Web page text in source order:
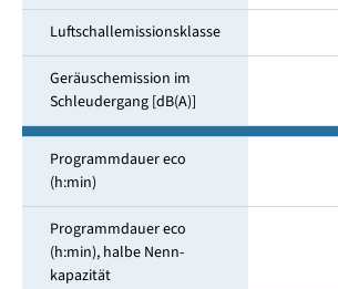
Luftschallemissionsklasse
Geräuschemission im
Schleuder­gang [dB(A)]
Programmdauer eco
(h:min)
Programmdauer eco
(h:min), halbe Nenn­
kapazität